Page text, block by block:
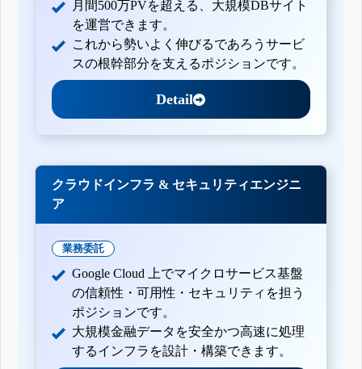
月間500万PVを超える、大規模DBサイト
を運営できます。
これから勢いよく伸びるであろうサービ
スの根幹部分を支えるポジションです。
Detail
クラウドインフラ & セキュリティエンジニ
ア
業務委託
Google Cloud 上でマイクロサービス基盤
の信頼性・可用性・セキュリティを担う
ポジションです。
大規模金融データを安全かつ高速に処理
するインフラを設計・構築できます。